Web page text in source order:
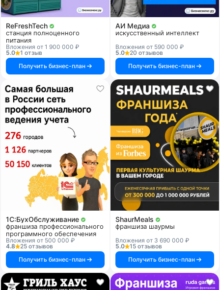
ReFreshTech
станция полноценного
питания
Вложения от 1 900 000 ₽
5.0
1 отзыв
Получить бизнес-план
АИ Медиа
искусственный интеллект
Вложения от 590 000 ₽
5.0
20 отзывов
Получить бизнес-план
1C:БухОбслуживание
франшиза профессионального
программного обеспечения
Вложения от 500 000 ₽
4.8
25 отзывов
Получить бизнес-план
ShaurMeals
франшиза шаурмы
Вложения от 3 690 000 ₽
5.0
15 отзывов
Получить бизнес-план